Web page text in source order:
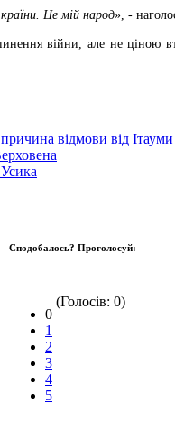
Це мій народ», -
війни, але не ціною
відмови від
Сподобалось? Проголосуй:
0
1
2
3
4
5
(Голосів: 0)